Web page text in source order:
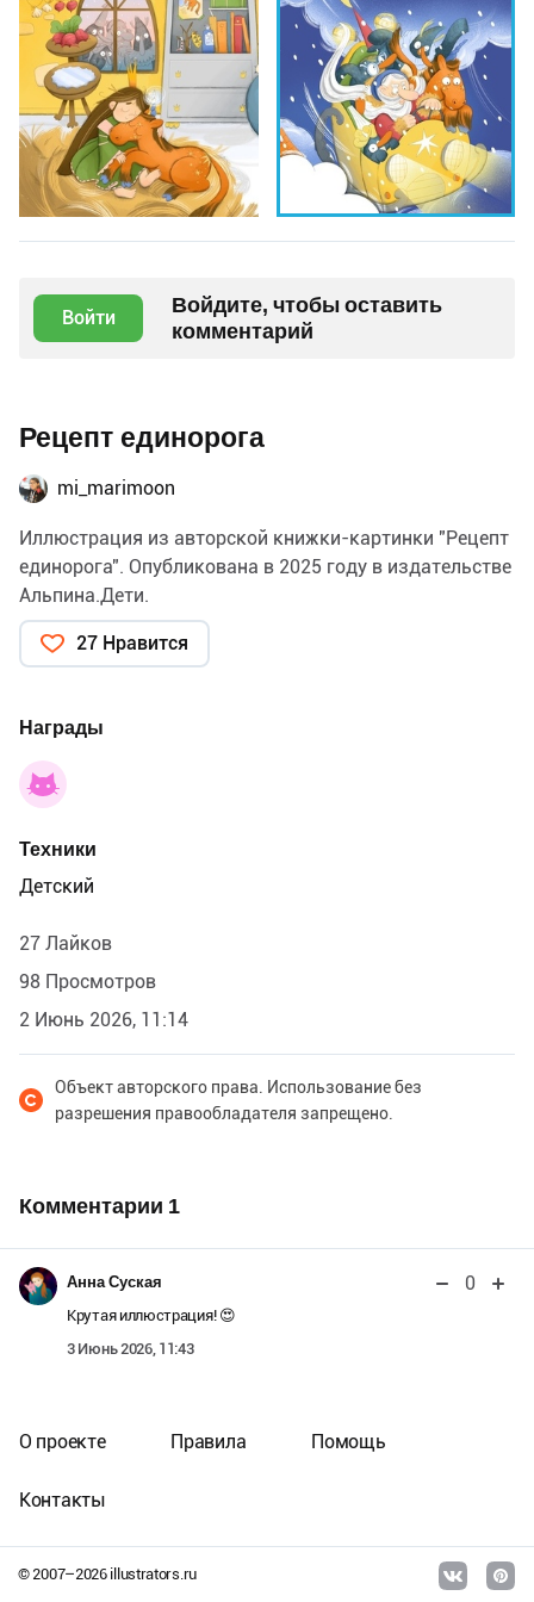
Войти
Войдите, чтобы оставить
комментарий
Рецепт единорога
mi_marimoon
Иллюстрация из авторской книжки-картинки "Рецепт
единорога". Опубликована в 2025 году в издательстве
Альпина.Дети.
27 Нравится
Награды
Техники
Детский
27 Лайков
98 Просмотров
2 Июнь 2026, 11:14
Объект авторского права. Использование без
разрешения правообладателя запрещено.
Комментарии 1
Анна Суская 0
Крутая иллюстрация! 😍
3 Июнь 2026, 11:43
© 2007–2026illustrators.ru
О проекте Правила Помощь
Контакты